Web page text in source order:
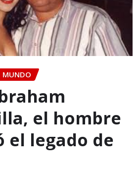
MUNDO
el hombre
el legado de